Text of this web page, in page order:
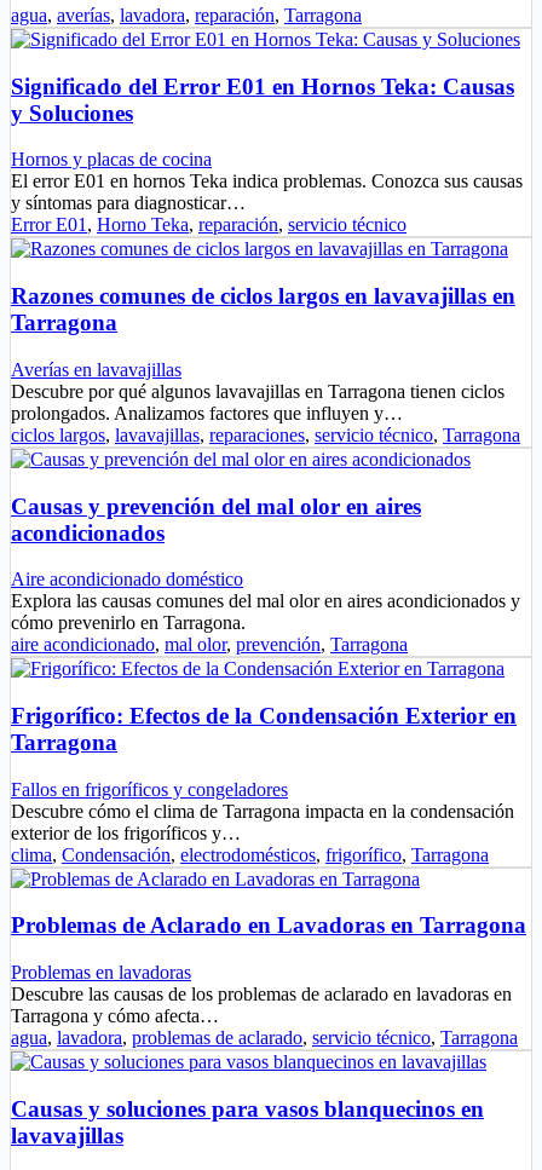
agua, averías, lavadora, reparación, Tarragona
Significado del Error E01 en Hornos Teka: Causas
y Soluciones
Hornos y placas de cocina
El error E01 en hornos Teka indica problemas. Conozca sus causas
y síntomas para diagnosticar…
Error E01 , Horno Teka, reparación, servicio técnico
Razones comunes de ciclos largos en lavavajillas en
Tarragona
Averías en lavavajillas
Descubre por qué algunos lavavajillas en Tarragona tienen ciclos
prolongados. Analizamos factores que influyen y…
ciclos largos, lavavajillas, reparaciones, servicio técnico, Tarragona
Causas y prevención del mal olor en aires
acondicionados
Aire acondicionado doméstico
Explora las causas comunes del mal olor en aires acondicionados y
cómo prevenirlo en Tarragona.
aire acondicionado, mal olor, prevención, Tarragona
Frigorífico: Efectos de la Condensación Exterior en
Tarragona
Fallos en frigoríficos y congeladores
Descubre cómo el clima de Tarragona impacta en la condensación
exterior de los frigoríficos y…
clima, Condensación, electrodomésticos, frigorífico, Tarragona
Problemas de Aclarado en Lavadoras en Tarragona
Problemas en lavadoras
Descubre las causas de los problemas de aclarado en lavadoras en
Tarragona y cómo afecta…
agua, lavadora, problemas de aclarado, servicio técnico, Tarragona
Causas y soluciones para vasos blanquecinos en
lavavajillas